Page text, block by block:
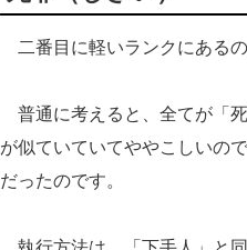
二番目に軽いランクにあるの
普通に考えると、全てが「
が似ていていてややこしいの
だったのです。